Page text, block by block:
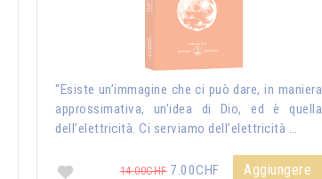
“Esiste un’immagine che ci può dare, in maniera
approssimativa, un’idea di Dio, ed è quella
dell’elettricità. Ci serviamo dell’elettricità …
14.00CHF7.00CHF Aggiungere